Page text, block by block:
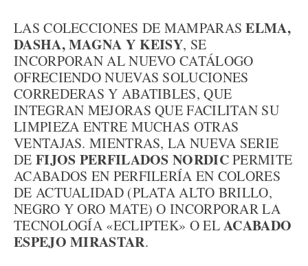
LAS COLECCIONES DE MAMPARASELMA,
DASHA, MAGNA Y KEISY, SE
INCORPORAN AL NUEVO CATÁLOGO
OFRECIENDO NUEVAS SOLUCIONES
CORREDERAS Y ABATIBLES, QUE
INTEGRAN MEJORAS QUE FACILITAN SU
LIMPIEZA ENTRE MUCHAS OTRAS
VENTAJAS. MIENTRAS, LA NUEVA SERIE
DE FIJOS PERFILADOS NORDICPERMITE
ACABADOS EN PERFILERÍA EN COLORES
DE ACTUALIDAD (PLATA ALTO BRILLO,
NEGRO Y ORO MATE) O INCORPORAR LA
TECNOLOGÍA «ECLIPTEK» O ELACABADO
ESPEJO MIRASTAR.